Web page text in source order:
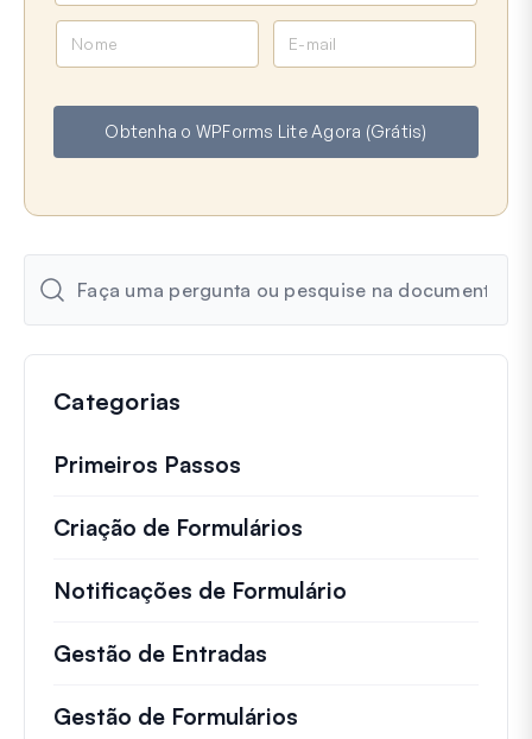
e
i
Obtenha o WPForms Lite Agora (Grátis)
Categorias
Primeiros Passos
Criação de Formulários
Notificações de Formulário
Gestão de Entradas
Gestão de Formulários